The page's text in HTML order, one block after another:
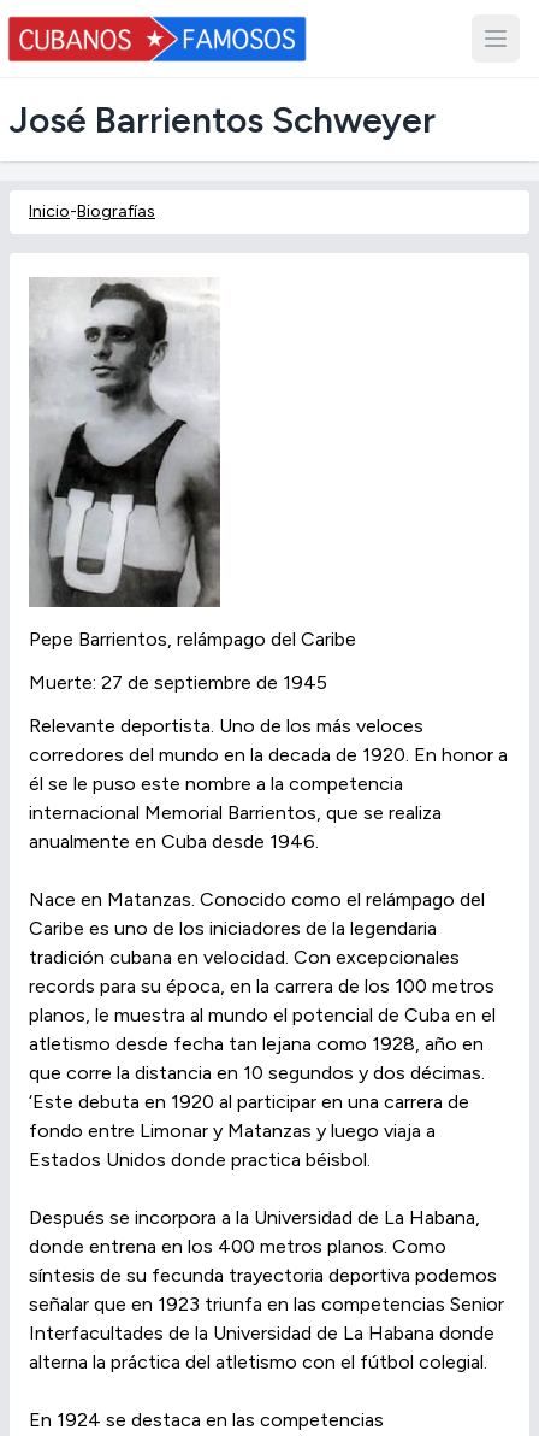
José Barrientos Schweyer
Inicio-Biografías
Pepe Barrientos, relámpago del Caribe
Muerte: 27 de septiembre de 1945
Relevante deportista. Uno de los más veloces
corredores del mundo en la decada de 1920. En honor a
él se le puso este nombre a la competencia
internacional Memorial Barrientos, que se realiza
anualmente en Cuba desde 1946.
Nace en Matanzas. Conocido como el relámpago del
Caribe es uno de los iniciadores de la legendaria
tradición cubana en velocidad. Con excepcionales
records para su época, en la carrera de los 100 metros
planos, le muestra al mundo el potencial de Cuba en el
atletismo desde fecha tan lejana como 1928, año en
que corre la distancia en 10 segundos y dos décimas.
‘Este debuta en 1920 al participar en una carrera de
fondo entre Limonar y Matanzas y luego viaja a
Estados Unidos donde practica béisbol.
Después se incorpora a la Universidad de La Habana,
donde entrena en los 400 metros planos. Como
síntesis de su fecunda trayectoria deportiva podemos
señalar que en 1923 triunfa en las competencias Senior
Interfacultades de la Universidad de La Habana donde
alterna la práctica del atletismo con el fútbol colegial.
En 1924 se destaca en las competencias